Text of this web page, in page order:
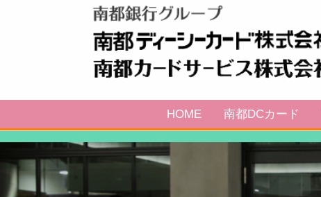
HOME 南都DCカード